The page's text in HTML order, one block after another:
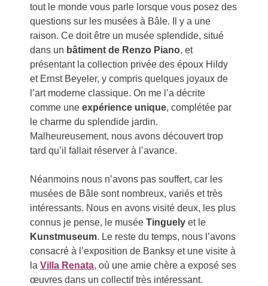
tout le monde vous parle lorsque vous posez des
questions sur les musées à Bâle. Il y a une
raison. Ce doit être un musée splendide, situé
dans un bâtiment de Renzo Piano, et
présentant la collection privée des époux Hildy
et Ernst Beyeler, y compris quelques joyaux de
l’art moderne classique. On me l’a décrite
comme une expérience unique, complétée par
le charme du splendide jardin.
Malheureusement, nous avons découvert trop
tard qu’il fallait réserver à l’avance.
Néanmoins nous n’avons pas souffert, car les
musées de Bâle sont nombreux, variés et très
intéressants. Nous en avons visité deux, les plus
connus je pense, le muséeTinguely et le
Kunstmuseum. Le reste du temps, nous l’avons
consacré à l’exposition de Banksy et une visite à
laVilla Renata, où une amie chère a exposé ses
œuvres dans un collectif très intéressant.